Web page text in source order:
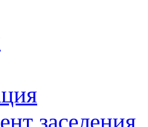
заселения